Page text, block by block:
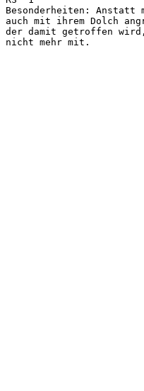
Besonderheiten: Anstatt
auch mit ihrem Dolch
der damit getroffen
nicht mehr mit.